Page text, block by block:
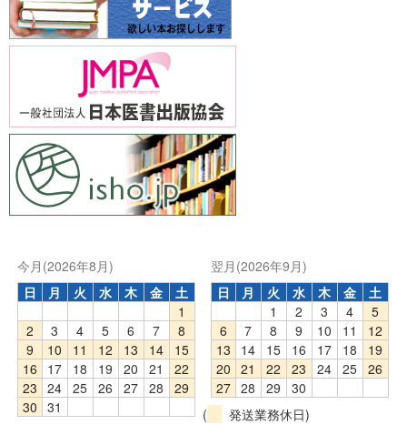
今月(2026年8月)
日
月 火 水 木 金
土
1
2
3 4 5 6 7
8
9
10 11 12 13 14
15
16
17 18 19 20 21
22
23
24 25 26 27 28
29
30
31
翌月(2026年9月)
日
月 火 水 木 金
土
1
2 3 4
5
6
7 8 9 10 11
12
13
14 15 16 17 18
19
20
21 22 23 24 25
26
27 28 29
30
(
発送業務休日)